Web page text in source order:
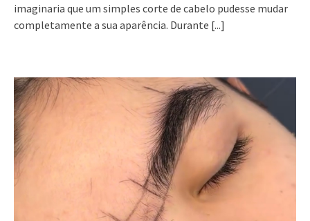
imaginaria que um simples corte de cabelo pudesse mudar
completamente a sua aparência. Durante [...]